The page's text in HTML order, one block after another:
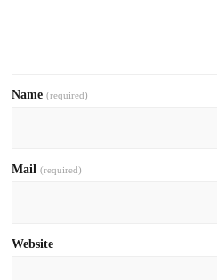
Name(required)
Mail(required)
Website